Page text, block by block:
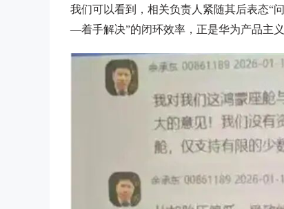
我们可以看到，相关负责人紧随其后表态“
—着手解决”的闭环效率，正是华为产品主义